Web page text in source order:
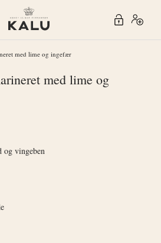
med lime og ingefær
med lime og
og vingeben